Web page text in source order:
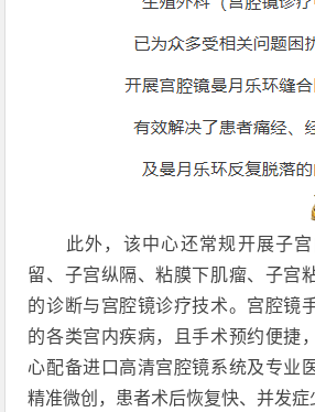
此外，该中心还常规开展子宫
留、子宫纵隔、粘膜下肌瘤、子宫
的诊断与宫腔镜诊疗技术。宫腔镜
的各类宫内疾病，且手术预约便捷
心配备进口高清宫腔镜系统及专业
精准微创，患者术后恢复快、并发症